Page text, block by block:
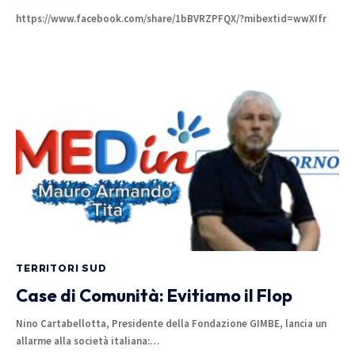
https://www.facebook.com/share/1bBVRZPFQX/?mibextid=wwXIfr
TERRITORI SUD
Case di Comunità: Evitiamo il Flop
Nino Cartabellotta, Presidente della Fondazione GIMBE, lancia un
allarme alla società italiana:…